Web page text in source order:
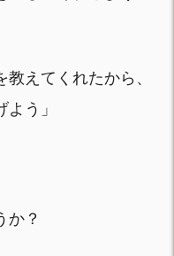
教えてくれたから、
う」
か？